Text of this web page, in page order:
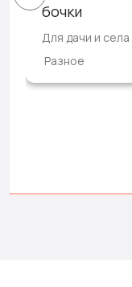
бочки
Для дачи и села
Разное